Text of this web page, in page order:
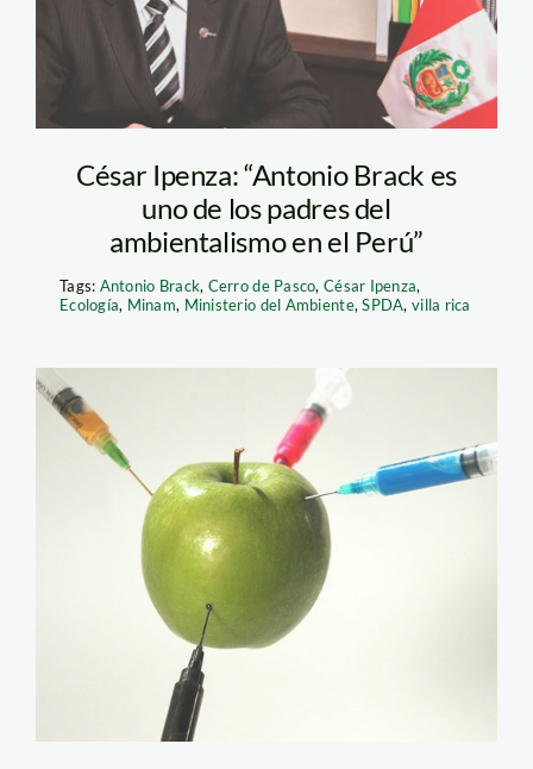
César Ipenza: “Antonio Brack es
uno de los padres del
ambientalismo en el Perú”
Tags: Antonio Brack, Cerro de Pasco, César Ipenza,
Ecología, Minam, Ministerio del Ambiente,SPDA, villa rica
transgenicos (1)